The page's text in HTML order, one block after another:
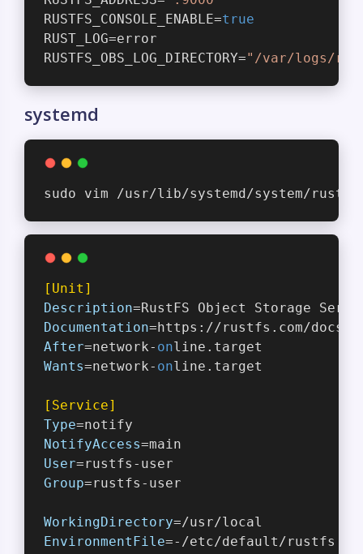
RUSTFS_CONSOLE_ENABLE=true
RUST_LOG=error
RUSTFS_OBS_LOG_DIRECTORY="/var/logs/
systemd
sudo vim /usr/lib/systemd/system/
[Unit]
Description=RustFS Object Storage
Documentation=https://rustfs.com/docs/
After=network- online.target
Wants=network- online.target
[Service]
Type=notify
NotifyAccess=main
User=rustfs-user
Group=rustfs-user
WorkingDirectory=/usr/local
EnvironmentFile=-/etc/default/rustfs